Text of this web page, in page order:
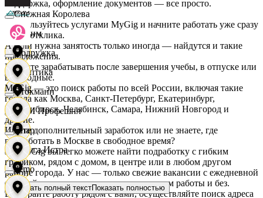
Архим
Асептика
АСМ Профешнл
Белуга Истра
Вайнер
Снежная Королева
Подружка
Стокманн
Cпар
demo
поддержка, оформление документов — все просто.
Воспользуйтесь услугами MyGig и начните работать уже сразу
после отклика.
А если нужна занятость только иногда — найдутся и такие
предложения.
Начните зарабатывать после завершения учебы, в отпуске или
в выходные.
MyGig — это поиск работы по всей России, включая такие
города как Москва, Санкт-Петербург, Екатеринбург,
Новосибирск, Челябинск, Самара, Нижний Новгород и
другие.
Ищете дополнительный заработок или не знаете, где
подработать в Москве в свободное время?
На MyGig вы легко можете найти подработку с гибким
графиком, рядом с домом, в центре или в любом другом
районе города. У нас — только свежие вакансии с ежедневной
оплатой для мужчин и женщин, с опытом работы и без.
Выбирайте работу рядом с вами, осуществляйте поиск адреса
Показать полный текстПоказать полностью